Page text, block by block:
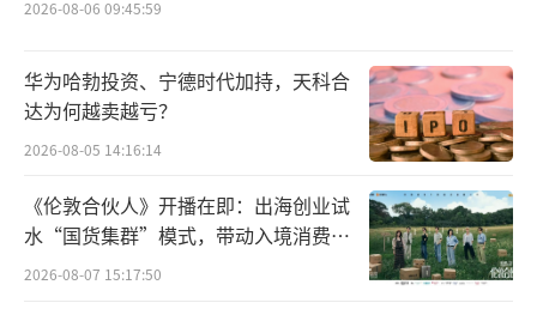
其中，2023年美的集团14.1%的归母净利
润实现2019年以来的最大增幅，该增速时隔2年
重回两位数增长。
今年一季度，美的实现营收1061亿元，同
比增长10.22%；归母净利润90亿元，同比增长
11.91%。
家电业务增速放缓
2026-08-06 09:45:59
华为哈勃投资、宁德时代加持，天科合
达为何越卖越亏？
2026-08-05 14:16:14
《伦敦合伙人》开播在即：出海创业试
水“国货集群”模式，带动入境消费反
向种草
2026-08-07 15:17:50